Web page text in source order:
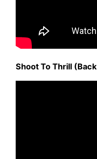
Shoot To Thrill